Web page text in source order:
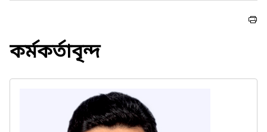
কর্মকর্তাবৃন্দ